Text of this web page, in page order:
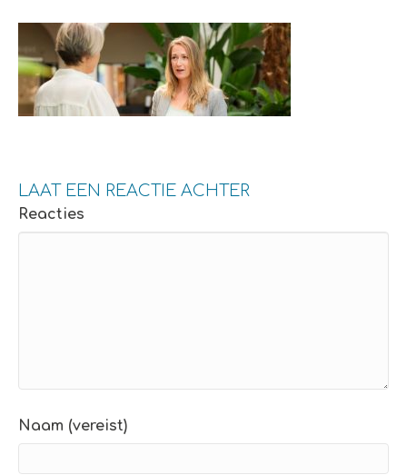
LAAT EEN REACTIE ACHTER
Reacties
Naam (vereist)